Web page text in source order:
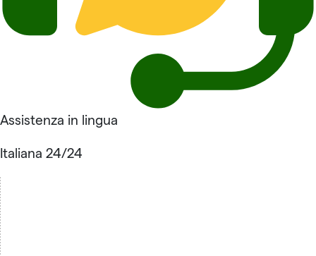
Assistenza in lingua
Italiana 24/24